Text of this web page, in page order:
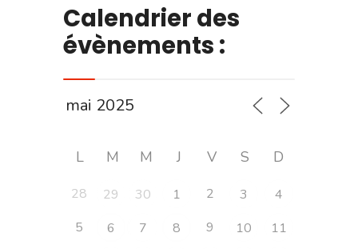
Calendrier des
évènements :
L M M J V S D
28 29 30 1 2 3
4
5
6 7 8 9 10
11